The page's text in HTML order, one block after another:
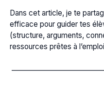
Dans cet article, je te
efficace pour guider tes
(structure, arguments,
ressources prêtes à